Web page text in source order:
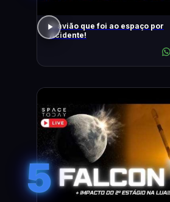
O avião que foi ao espaço por
Acidente!
5